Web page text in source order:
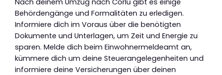
Behördengänge und Formalitäten zu erledigen.
Informiere dich im Voraus über die benötigten
Dokumente und Unterlagen, um Zeit und Energie zu
sparen. Melde dich beim Einwohnermeldeamt an,
kümmere dich um deine Steuerangelegenheiten und
informiere deine Versicherungen über deinen